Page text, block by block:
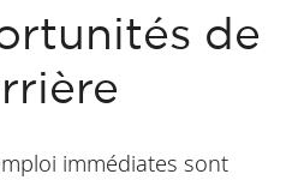
de
immédiates sont